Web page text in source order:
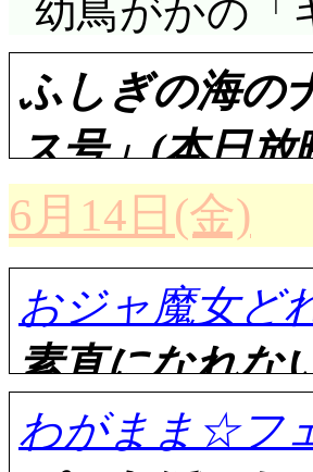
と自分に思
ストと辻褄
なのか, アニ
来たってだ
ったら十二
を陽子が知
本のことに
こは自分に
からと断っ
延台輔の使
しかし本当
幼鳥がかの「
ふしぎの海の
ス号」(本日放
評価
10隻を越え
ス号。24発
発は回避, 1
6月14日(金)
おジャ魔女ど
素直になれな
わがまま☆フ